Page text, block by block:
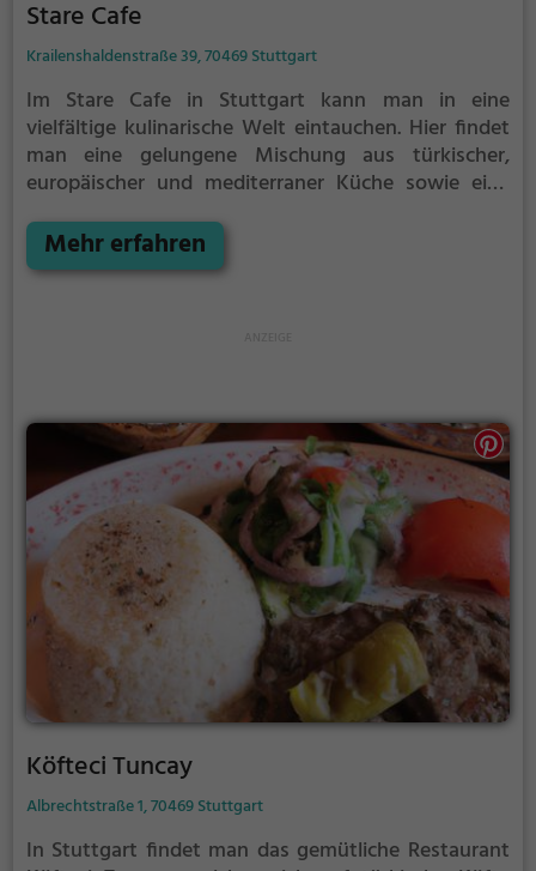
Stare Cafe
Krailenshaldenstraße 39, 70469 Stuttgart
Im Stare Cafe in Stuttgart kann man in eine
vielfältige kulinarische Welt eintauchen. Hier findet
man eine gelungene Mischung aus türkischer,
europäischer und mediterraner Küche sowie eine
vegetarischen Gerichten. Außerdem werden auch
Halal-Speisen angeboten. Ob man ein ausgiebiges
Mehr erfahren
Köfteci Tuncay
Albrechtstraße 1, 70469 Stuttgart
In Stuttgart findet man das gemütliche Restaurant